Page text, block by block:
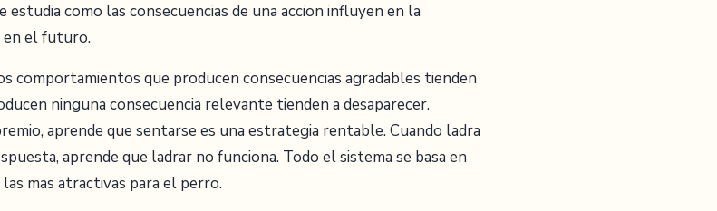
estudia como las consecuencias de una accion influyen en la
en el futuro.
comportamientos que producen consecuencias agradables tienden
ninguna consecuencia relevante tienden a desaparecer.
aprende que sentarse es una estrategia rentable. Cuando ladra
aprende que ladrar no funciona. Todo el sistema se basa en
mas atractivas para el perro.